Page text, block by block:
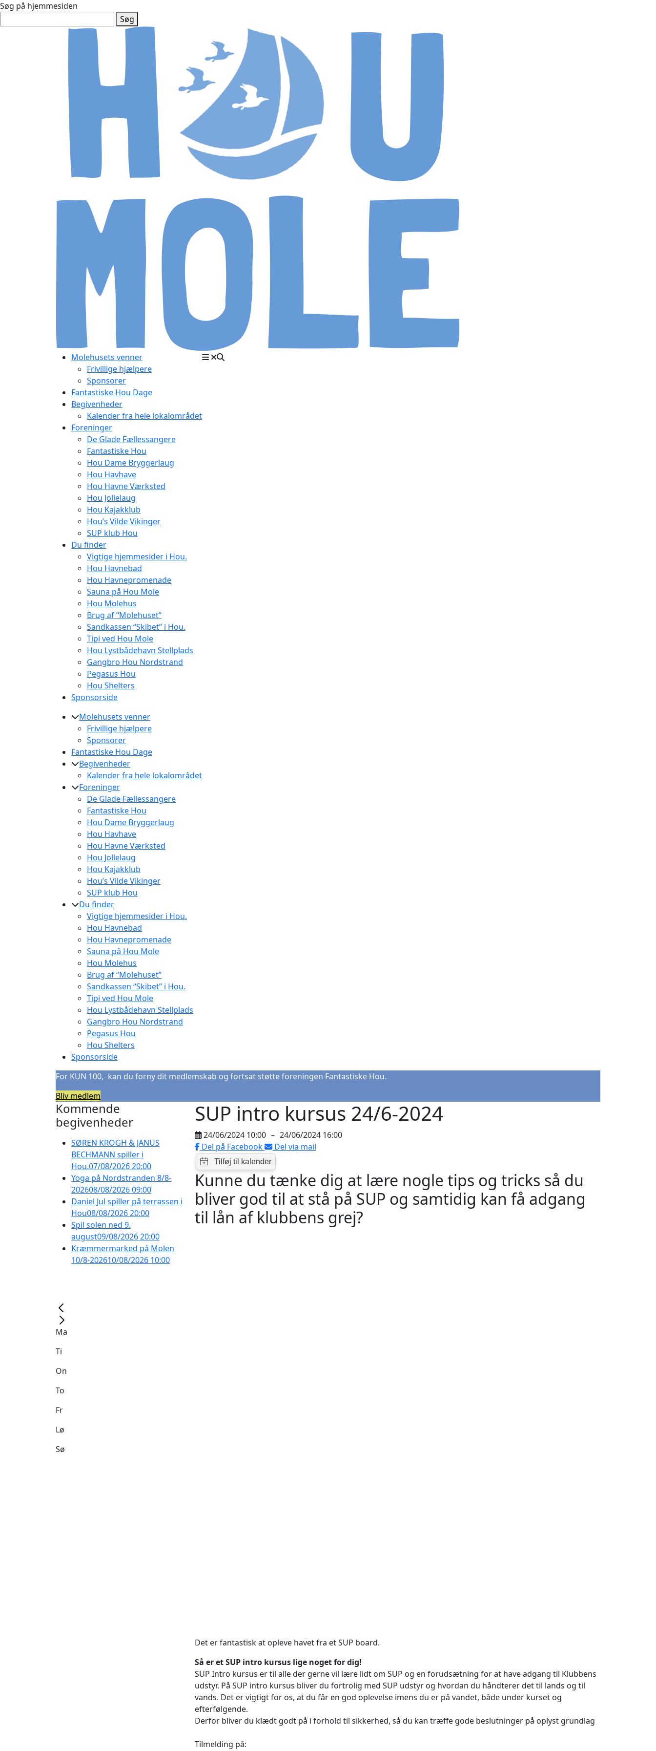
Søg på hjemmesiden
Søg
Molehusets venner
Frivillige hjælpere
Sponsorer
Fantastiske Hou Dage
Begivenheder
Kalender fra hele lokalområdet
Foreninger
De Glade Fællessangere
Fantastiske Hou
Hou Dame Bryggerlaug
Hou Havhave
Hou Havne Værksted
Hou Jollelaug
Hou Kajakklub
Hou’s Vilde Vikinger
SUP klub Hou
Du finder
Vigtige hjemmesider i Hou.
Hou Havnebad
Hou Havnepromenade
Sauna på Hou Mole
Hou Molehus
Brug af “Molehuset”
Sandkassen “Skibet” i Hou.
Tipi ved Hou Mole
Hou Lystbådehavn Stellplads
Gangbro Hou Nordstrand
Pegasus Hou
Hou Shelters
Sponsorside
Molehusets venner
Frivillige hjælpere
Sponsorer
Fantastiske Hou Dage
Begivenheder
Kalender fra hele lokalområdet
Foreninger
De Glade Fællessangere
Fantastiske Hou
Hou Dame Bryggerlaug
Hou Havhave
Hou Havne Værksted
Hou Jollelaug
Hou Kajakklub
Hou’s Vilde Vikinger
SUP klub Hou
Du finder
Vigtige hjemmesider i Hou.
Hou Havnebad
Hou Havnepromenade
Sauna på Hou Mole
Hou Molehus
Brug af “Molehuset”
Sandkassen “Skibet” i Hou.
Tipi ved Hou Mole
Hou Lystbådehavn Stellplads
Gangbro Hou Nordstrand
Pegasus Hou
Hou Shelters
Sponsorside
For KUN 100,- kan du forny dit medlemskab og fortsat støtte foreningen Fantastiske Hou.
Bliv medlem
Kommende
begivenheder
SØREN KROGH & JANUS
BECHMANN spiller i
Hou.07/08/2026 20:00
Yoga på Nordstranden 8/8-
202608/08/2026 09:00
Daniel Jul spiller på terrassen i
Hou08/08/2026 20:00
Spil solen ned 9.
august09/08/2026 20:00
Kræmmermarked på Molen
10/8-202610/08/2026 10:00
Ma
Ti
On
To
Fr
Lø
Sø
SUP intro kursus 24/6-2024
24/06/2024 10:00 – 24/06/2024 16:00
Del på Facebook
Del via mail
Kunne du tænke dig at lære nogle tips og tricks så du
bliver god til at stå på SUP og samtidig kan få adgang
til lån af klubbens grej?
Det er fantastisk at opleve havet fra et SUP board.
Så er et SUP intro kursus lige noget for dig!
SUP Intro kursus er til alle der gerne vil lære lidt om SUP og en forudsætning for at have adgang til Klubbens
udstyr. På SUP intro kursus bliver du fortrolig med SUP udstyr og hvordan du håndterer det til lands og til
vands. Det er vigtigt for os, at du får en god oplevelse imens du er på vandet, både under kurset og
efterfølgende.
Derfor bliver du klædt godt på i forhold til sikkerhed, så du kan træffe gode beslutninger på oplyst grundlag
Tilmelding på: